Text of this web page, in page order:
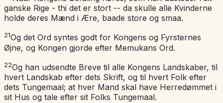
ganske Rige - thi det er stort -- da skulle alle Kvinderne
holde deres Mænd i Ære, baade store og smaa.
21Og det Ord syntes godt for Kongens og Fyrsternes
Øjne, og Kongen gjorde efter Memukans Ord.
22Og han udsendte Breve til alle Kongens Landskaber, til
hvert Landskab efter dets Skrift, og til hvert Folk efter
dets Tungemaal; at hver Mand skal have Herredømmet i
sit Hus og tale efter sit Folks Tungemaal.